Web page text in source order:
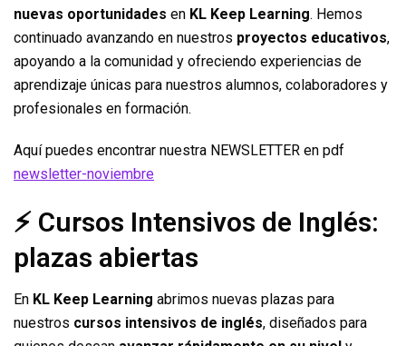
nuevas oportunidades en KL Keep Learning. Hemos
continuado avanzando en nuestros proyectos educativos,
apoyando a la comunidad y ofreciendo experiencias de
aprendizaje únicas para nuestros alumnos, colaboradores y
profesionales en formación.
Aquí puedes encontrar nuestra NEWSLETTER en pdf
newsletter-noviembre
⚡ Cursos Intensivos de Inglés:
plazas abiertas
En KL Keep Learning abrimos nuevas plazas para
nuestros cursos intensivos de inglés, diseñados para